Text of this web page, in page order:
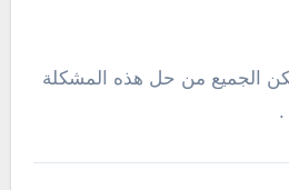
الجميع من حل هذه المشكلة
.